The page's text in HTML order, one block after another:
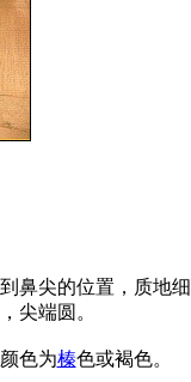
鼻尖的位置，质地细
尖端圆。
色为榛色或褐色。